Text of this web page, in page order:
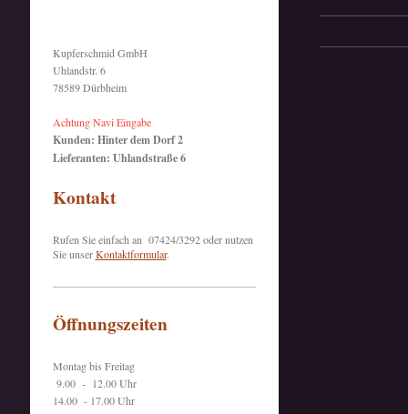
Kupferschmid GmbH
Uhlandstr. 6
78589 Dürbheim
Achtung Navi Eingabe
Kunden: Hinter dem Dorf 2
Lieferanten: Uhlandstraße 6
Kontakt
Rufen Sie einfach an 07424/3292 oder nutzen
Sie unserKontaktformular.
Öffnungszeiten
Montag bis Freitag
9.00 - 12.00 Uhr
14.00 - 17.00 Uhr